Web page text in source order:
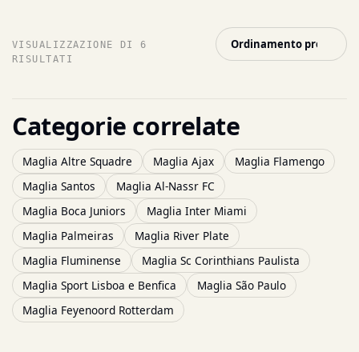
VISUALIZZAZIONE DI 6
RISULTATI
Categorie correlate
Maglia Altre Squadre Maglia Ajax
Maglia Flamengo
Maglia Santos
Maglia Al-Nassr FC
Maglia Boca Juniors
Maglia Inter Miami
Maglia Palmeiras
Maglia River Plate
Maglia Fluminense
Maglia Sc Corinthians Paulista
Maglia Sport Lisboa e Benfica
Maglia São Paulo
Maglia Feyenoord Rotterdam